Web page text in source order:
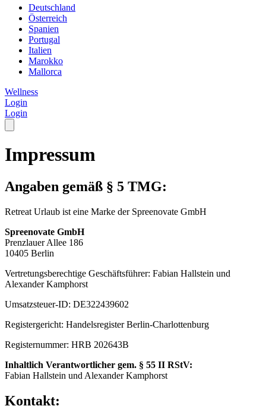
Deutschland
Österreich
Spanien
Portugal
Italien
Marokko
Mallorca
Wellness
Login
Login
Impressum
Angaben gemäß § 5 TMG:
Retreat Urlaub ist eine Marke der Spreenovate GmbH
Spreenovate GmbH
Prenzlauer Allee 186
10405 Berlin
Vertretungsberechtige Geschäftsführer: Fabian Hallstein und
Alexander Kamphorst
Umsatzsteuer-ID: DE322439602
Registergericht: Handelsregister Berlin-Charlottenburg
Registernummer: HRB 202643B
Inhaltlich Verantwortlicher gem. § 55 II RStV:
Fabian Hallstein und Alexander Kamphorst
Kontakt: